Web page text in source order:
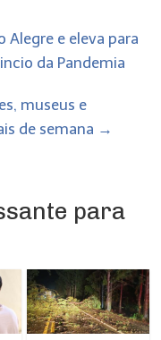
Alegre e eleva para
da Pandemia
museus e
de semana →
para